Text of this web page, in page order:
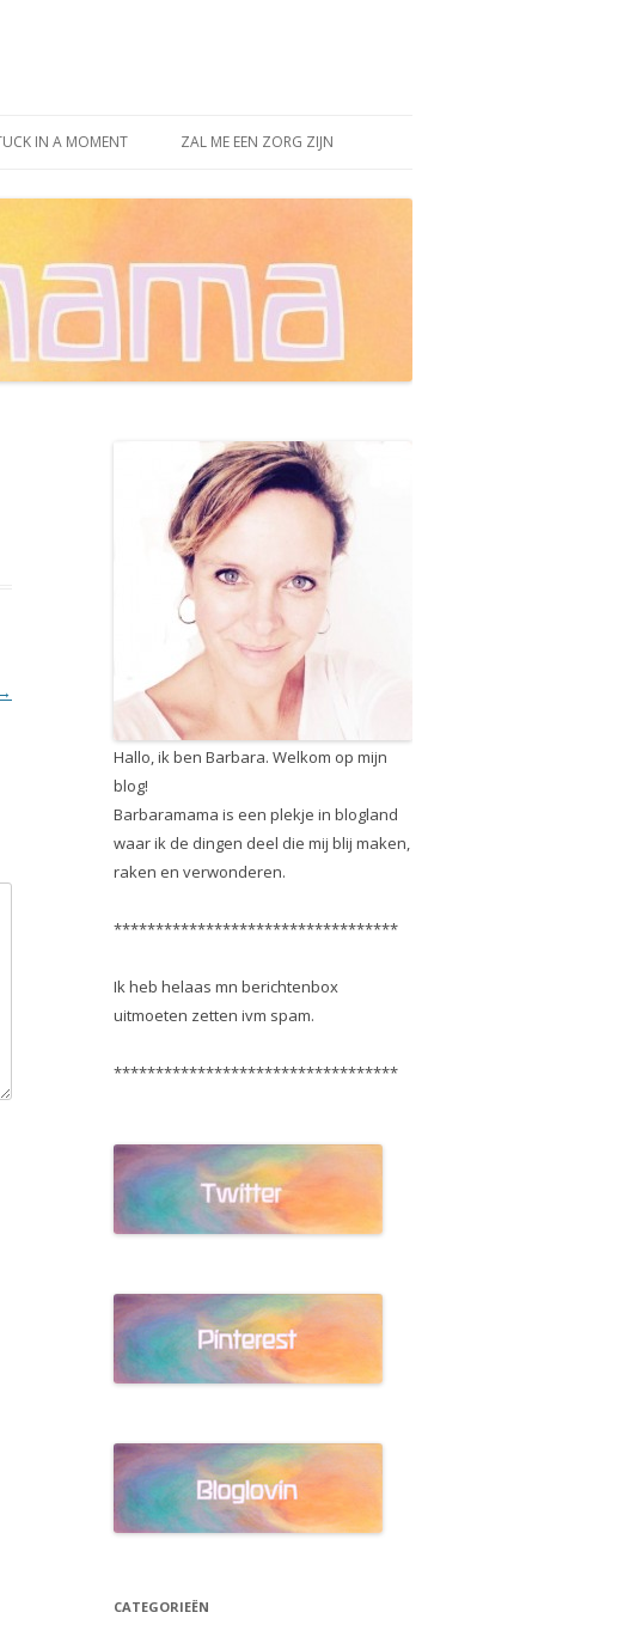
IN A MOMENT ZAL ME EEN ZORG ZIJN
Hallo, ik ben Barbara. Welkom op mijn
blog!
Barbaramama is een plekje in blogland
waar ik de dingen deel die mij blij maken,
raken en verwonderen.
**********************************
Ik heb helaas mn berichtenbox
uitmoeten zetten ivm spam.
**********************************
CATEGORIEËN